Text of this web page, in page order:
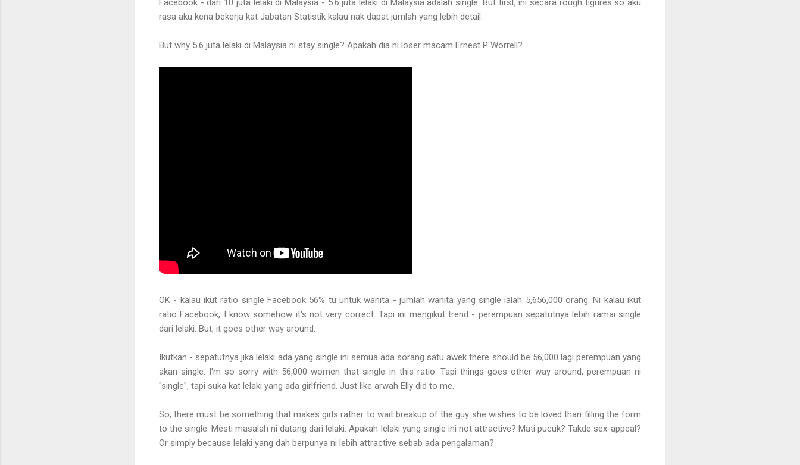
rasa aku kena bekerja kat Jabatan Statistik kalau nak dapat jumlah yang lebih detail.
But why 5.6 juta lelaki di Malaysia ni stay single? Apakah dia ni loser macam Ernest P Worrell?
OK - kalau ikut ratio single Facebook 56% tu untuk wanita - jumlah wanita yang single ialah 5,656,000 orang. Ni kalau ikut
ratio Facebook, I know somehow it's not very correct. Tapi ini mengikut trend - perempuan sepatutnya lebih ramai single
dari lelaki. But, it goes other way around.
Ikutkan - sepatutnya jika lelaki ada yang single ini semua ada sorang satu awek there should be 56,000 lagi perempuan yang
akan single. I'm so sorry with 56,000 women that single in this ratio. Tapi things goes other way around, perempuan ni
"single", tapi suka kat lelaki yang ada girlfriend. Just like arwah Elly did to me.
So, there must be something that makes girls rather to wait breakup of the guy she wishes to be loved than filling the form
to the single. Mesti masalah ni datang dari lelaki. Apakah lelaki yang single ini not attractive? Mati pucuk? Takde sex-appeal?
Or simply because lelaki yang dah berpunya ni lebih attractive sebab ada pengalaman?